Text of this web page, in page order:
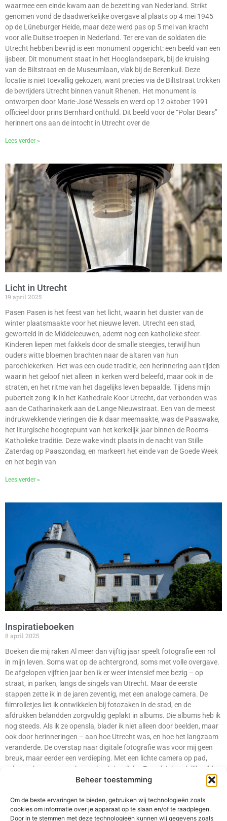
Beheer toestemming
Om de beste ervaringen te bieden, gebruiken wij technologieën zoals
cookies om informatie over je apparaat op te slaan en/of te raadplegen.
Door in te stemmen met deze technologieën kunnen wij gegevens zoals
waarmee een einde kwam aan de bezetting van Nederland. Strikt
genomen vond de daadwerkelijke overgave al plaats op 4 mei 1945
op de Lüneburger Heide, maar deze werd pas op 5 mei van kracht
voor alle Duitse troepen in Nederland. Ter ere van de soldaten die
Utrecht hebben bevrijd is een monument opgericht: een beeld van een
ijsbeer. Dit monument staat in het Hooglandsepark, bij de kruising
van de Biltstraat en de Museumlaan, vlak bij de Berenkuil. Deze
locatie is niet toevallig gekozen, want precies via de Biltstraat trokken
de bevrijders Utrecht binnen vanuit Rhenen. Het monument is
ontworpen door Marie-José Wessels en werd op 12 oktober 1991
officieel door prins Bernhard onthuld. Dit beeld voor de “Polar Bears”
herinnert ons aan de intocht in Utrecht over de
Lees verder »
Licht in Utrecht
19 april 2025
Pasen Pasen is het feest van het licht, waarin het duister van de
winter plaatsmaakte voor het nieuwe leven. Utrecht een stad,
geworteld in de Middeleeuwen, ademt nog een katholieke sfeer.
Kinderen liepen met fakkels door de smalle steegjes, terwijl hun
ouders witte bloemen brachten naar de altaren van hun
parochiekerken. Het was een oude traditie, een herinnering aan tijden
waarin het geloof niet alleen in kerken werd beleefd, maar ook in de
straten, en het ritme van het dagelijks leven bepaalde. Tijdens mijn
puberteit zong ik in het Kathedrale Koor Utrecht, dat verbonden was
aan de Catharinakerk aan de Lange Nieuwstraat. Een van de meest
indrukwekkende vieringen die ik daar meemaakte, was de Paaswake,
het liturgische hoogtepunt van het kerkelijk jaar binnen de Rooms-
Katholieke traditie. Deze wake vindt plaats in de nacht van Stille
Zaterdag op Paaszondag, en markeert het einde van de Goede Week
en het begin van
Lees verder »
Inspiratieboeken
8 april 2025
Boeken die mij raken Al meer dan vijftig jaar speelt fotografie een rol
in mijn leven. Soms wat op de achtergrond, soms met volle overgave.
De afgelopen vijftien jaar ben ik er weer intensief mee bezig – op
straat, in parken, langs de singels van Utrecht. Maar de eerste
stappen zette ik in de jaren zeventig, met een analoge camera. De
filmrolletjes liet ik ontwikkelen bij fotozaken in de stad, en de
afdrukken belandden zorgvuldig geplakt in albums. Die albums heb ik
nog steeds. Als ik ze opensla, blader ik niet alleen door beelden, maar
ook door herinneringen – aan hoe Utrecht was, en hoe het langzaam
veranderde. De overstap naar digitale fotografie was voor mij geen
breuk, maar eerder een verdieping. Met een lichte camera op pad,
vaker en langer op zoek naar het juiste licht. En ook inhoudelijk wilde
ik meer weten. Ik volgde cursussen bij de Fotoschool
Lees verder »
1 2